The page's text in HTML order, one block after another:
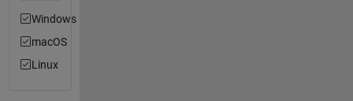
Windows
macOS
Linux